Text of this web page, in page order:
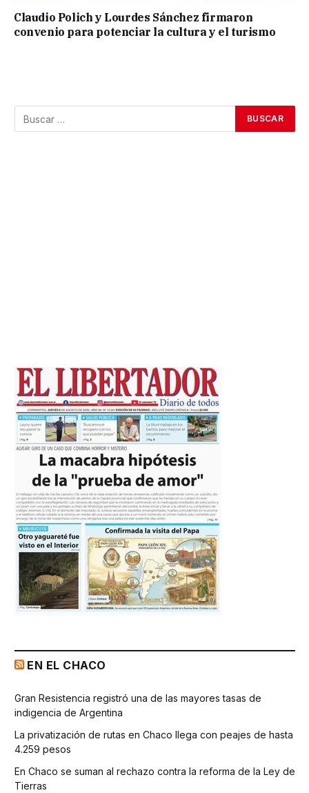
Claudio Polich y Lourdes Sánchez firmaron
convenio para potenciar la cultura y el turismo
EN EL CHACO
Gran Resistencia registró una de las mayores tasas de
indigencia de Argentina
La privatización de rutas en Chaco llega con peajes de hasta
4.259 pesos
En Chaco se suman al rechazo contra la reforma de la Ley de
Tierras